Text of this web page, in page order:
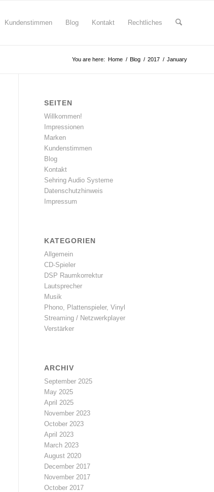
Kundenstimmen Blog Kontakt Rechtliches
You are here: Home / Blog / 2017 / January
SEITEN
Willkommen!
Impressionen
Marken
Kundenstimmen
Blog
Kontakt
Sehring Audio Systeme
Datenschutzhinweis
Impressum
KATEGORIEN
Allgemein
CD-Spieler
DSP Raumkorrektur
Lautsprecher
Musik
Phono, Plattenspieler, Vinyl
Streaming / Netzwerkplayer
Verstärker
ARCHIV
September 2025
May 2025
April 2025
November 2023
October 2023
April 2023
March 2023
August 2020
December 2017
November 2017
October 2017